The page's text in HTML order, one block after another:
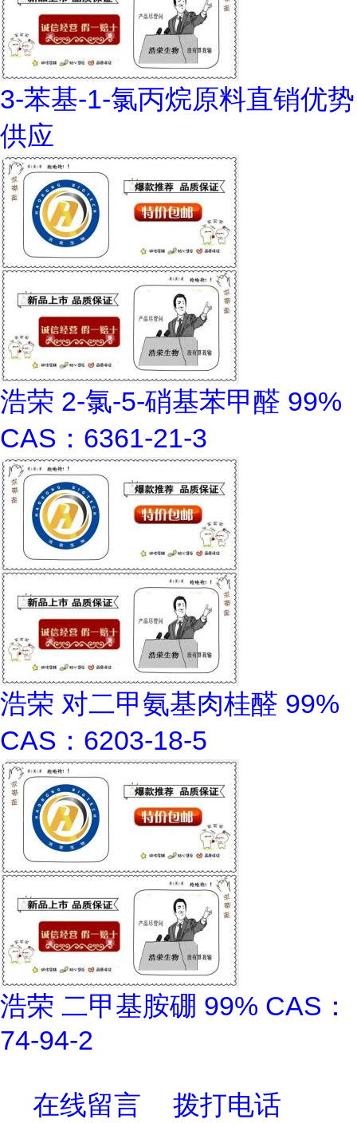
3-苯基-1-氯丙烷原料直销优势
供应
浩荣 2-氯-5-硝基苯甲醛 99%
CAS：6361-21-3
浩荣 对二甲氨基肉桂醛 99%
CAS：6203-18-5
浩荣 二甲基胺硼 99% CAS：
74-94-2
在线留言 拨打电话